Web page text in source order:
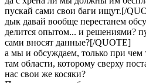
пускай сами свои баги ищут.[/
дык давай вообще перестанем
делится опытом... и решениями?
сами вносят данные?[/QUOTE]
а мы и обсуждаем, только при чем
там области, которому сверху
нас свои же косяки?